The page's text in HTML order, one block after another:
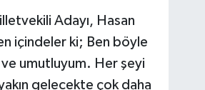
Adayı, Hasan
içindeler ki; Ben böyle
umutluyum. Her şeyi
gelecekte çok daha